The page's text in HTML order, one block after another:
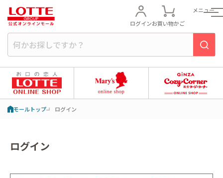
ログインお買い物かご
メニュー
モールトップ ログイン
ログイン